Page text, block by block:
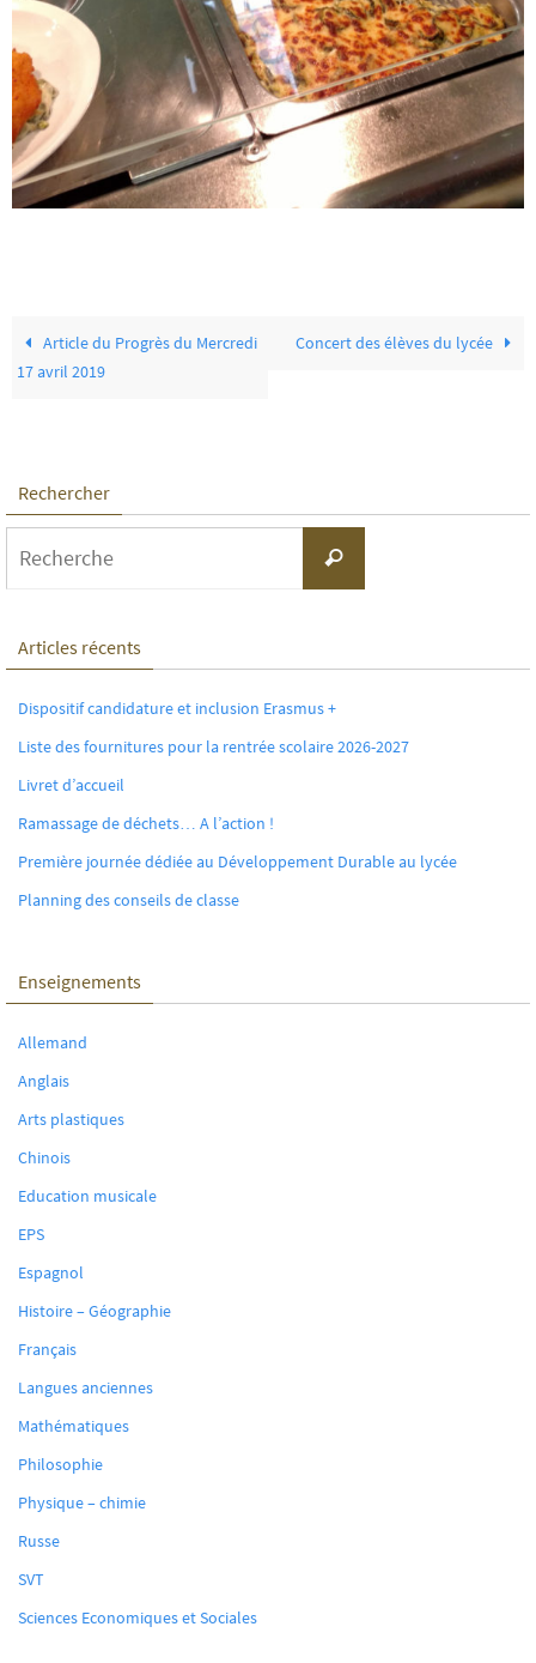
Article du Progrès du Mercredi
17 avril 2019
Concert des élèves du lycée
Rechercher
Recherche
Articles récents
Dispositif candidature et inclusion Erasmus +
Liste des fournitures pour la rentrée scolaire 2026-2027
Livret d’accueil
Ramassage de déchets… A l’action !
Première journée dédiée au Développement Durable au lycée
Planning des conseils de classe
Enseignements
Allemand
Anglais
Arts plastiques
Chinois
Education musicale
EPS
Espagnol
Histoire – Géographie
Français
Langues anciennes
Mathématiques
Philosophie
Physique – chimie
Russe
SVT
Sciences Economiques et Sociales